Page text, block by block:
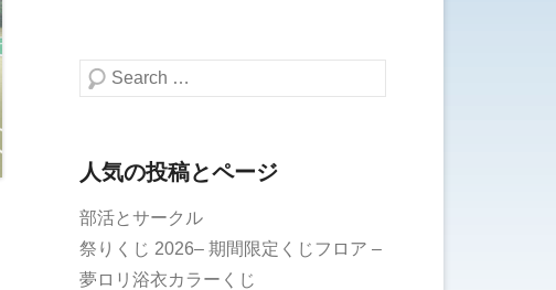
検索する
人気の投稿とページ
部活とサークル
祭りくじ 2026– 期間限定くじフロア –
夢ロリ浴衣カラーくじ